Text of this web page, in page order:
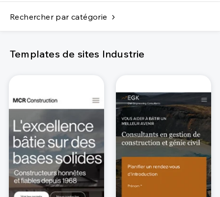
Rechercher par catégorie
Templates de sites Industrie